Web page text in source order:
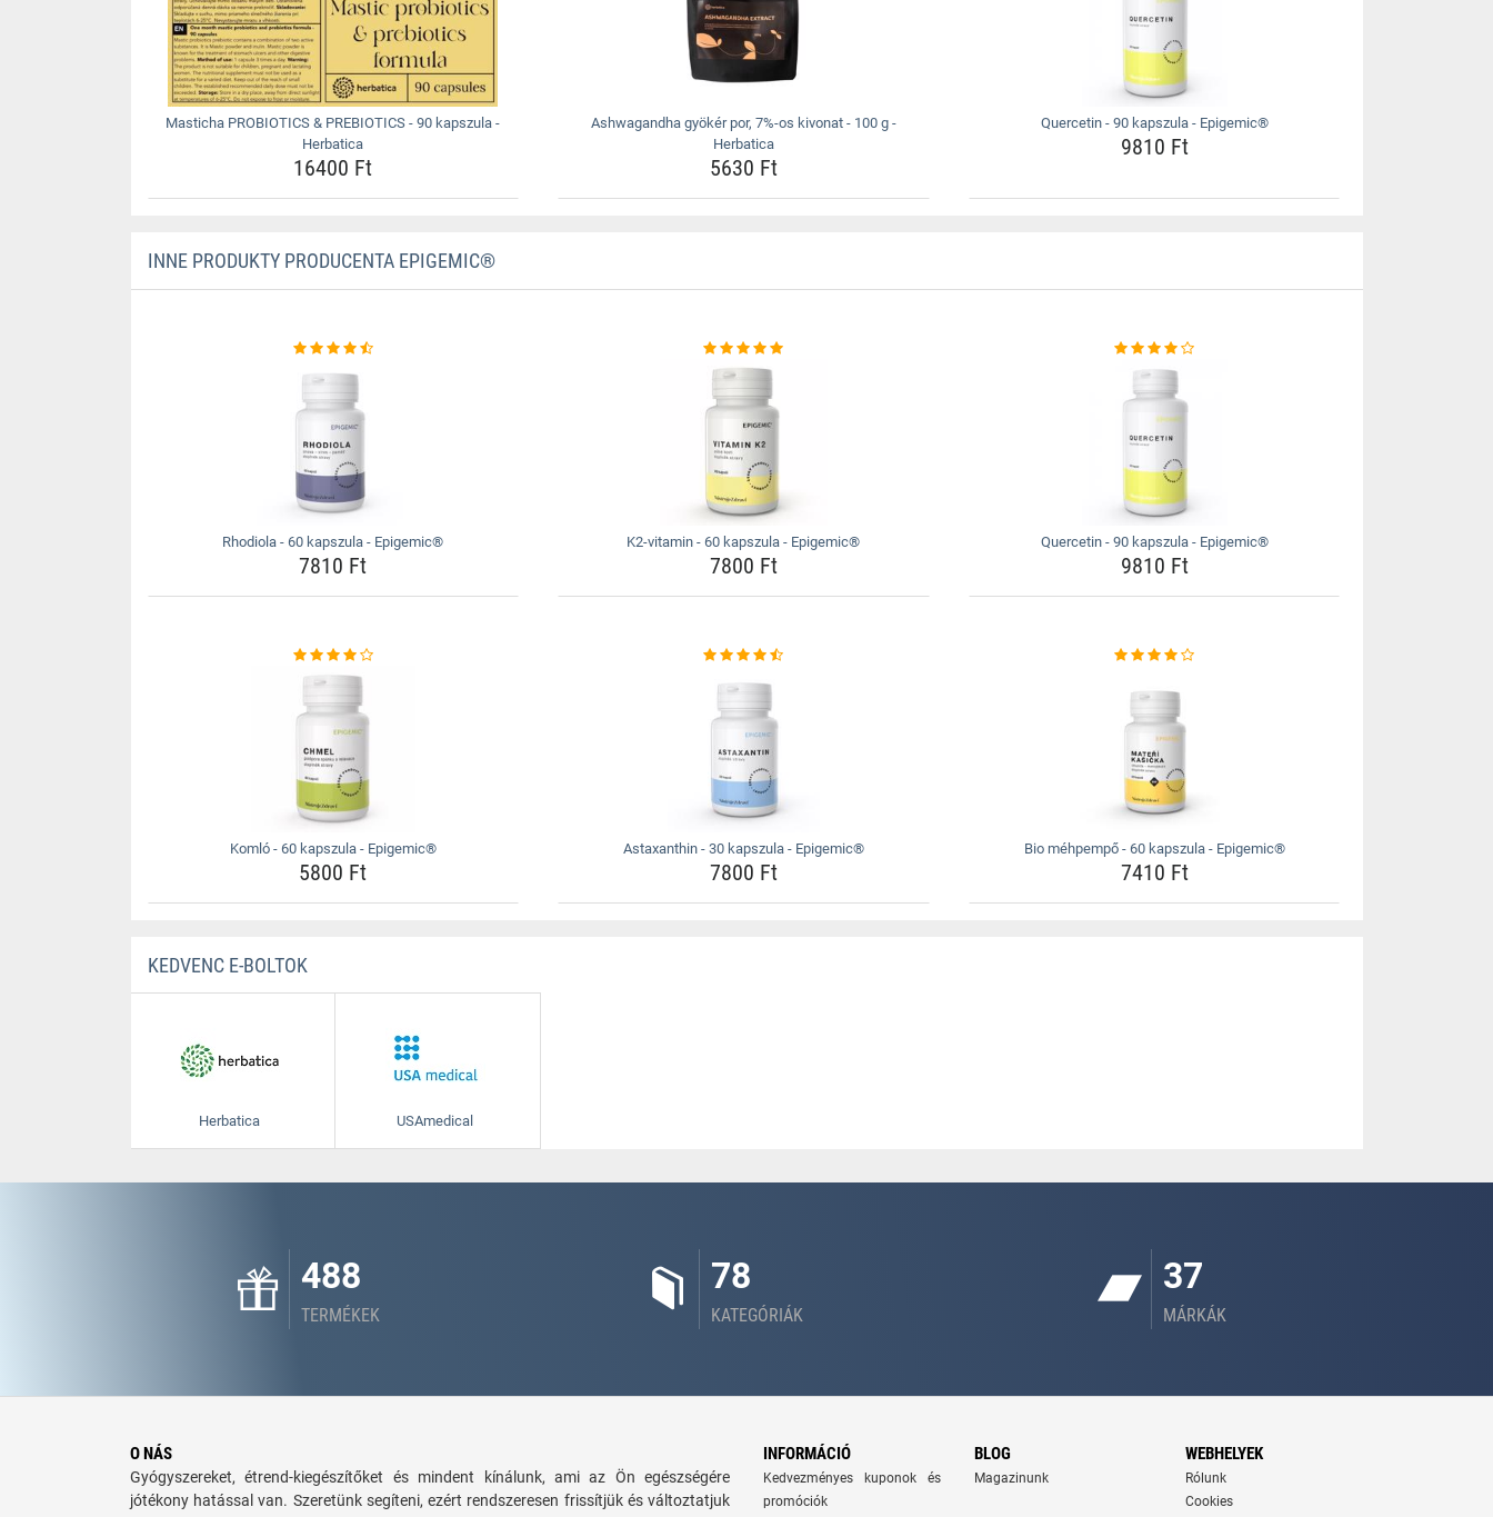
Masticha PROBIOTICS & PREBIOTICS - 90 kapszula -
Herbatica
16400 Ft
Ashwagandha gyökér por, 7%-os kivonat - 100 g -
Herbatica
5630 Ft
Quercetin - 90 kapszula - Epigemic®
9810 Ft
INNE PRODUKTY PRODUCENTA EPIGEMIC®
Rhodiola - 60 kapszula - Epigemic®
7810 Ft
K2-vitamin - 60 kapszula - Epigemic®
7800 Ft
Quercetin - 90 kapszula - Epigemic®
9810 Ft
Komló - 60 kapszula - Epigemic®
5800 Ft
Astaxanthin - 30 kapszula - Epigemic®
7800 Ft
Bio méhpempő - 60 kapszula - Epigemic®
7410 Ft
KEDVENC E-BOLTOK
Herbatica USAmedical
488
TERMÉKEK
78
KATEGÓRIÁK
37
MÁRKÁK
O NÁS
Gyógyszereket, étrend-kiegészítőket és mindent kínálunk, ami az Ön egészségére
jótékony hatással van. Szeretünk segíteni, ezért rendszeresen frissítjük és változtatjuk
INFORMÁCIÓ
Kedvezményes kuponok és
promóciók
BLOG
Magazinunk
WEBHELYEK
Rólunk
Cookies